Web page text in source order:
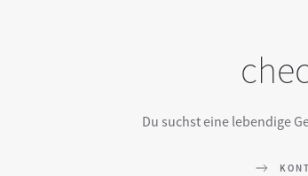
Du suchst eine lebendige